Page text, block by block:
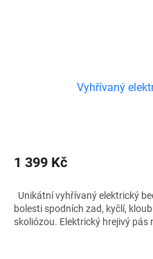
Vyhřívaný
1 399 Kč
Unikátní vyhřívaný elektrický
bolesti spodních zad, kyčlí,
skoliózou. Elektrický hrejivý pás